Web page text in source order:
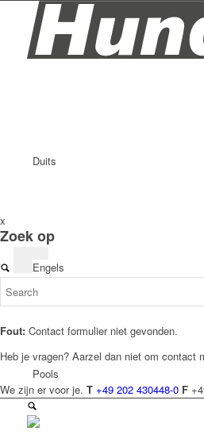
Duits
Engels
Pools
x
Zoek op
Fout: Contact formulier niet gevonden.
Heb je vragen? Aarzel dan niet om contact
We zijn er voor je. T +49 202 430448-0 F